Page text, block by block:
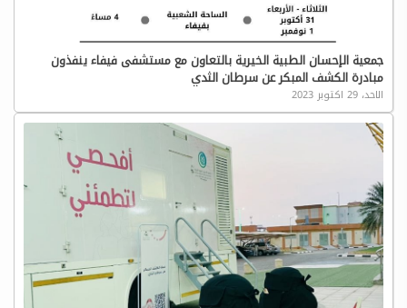
جمعية الإحسان الطبية الخيرية بالتعاون مع مستشفى فيفاء ينفذون
مبادرة الكشف المبكر عن سرطان الثدي
الاحد، 29 اكتوبر 2023